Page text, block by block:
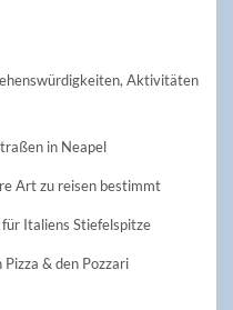
Aktivitäten
in Neapel
Art zu reisen bestimmt
Italiens Stiefelspitze
& den Pozzari